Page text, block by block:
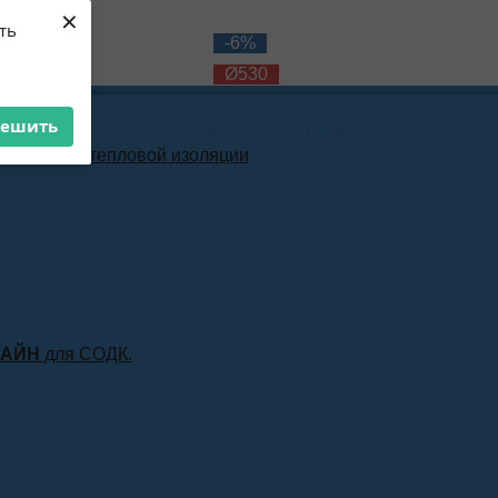
×
тепловой изоляции
для СОДК.
-6%
Ø530
-10%